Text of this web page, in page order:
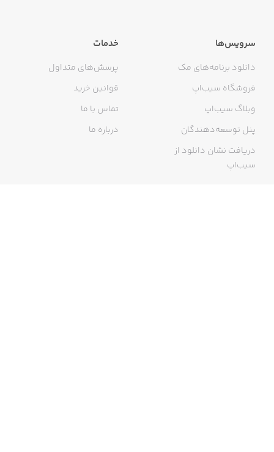
سرویس‌ها
دانلود برنامه‌های مک
فروشگاه سیب‌اپ
وبلاگ سیب‌اپ
پنل توسعه‌دهندگان
دریافت نشان دانلود از
سیب‌اپ
خدمات
پرسش‌های متداول
قوانین خرید
تماس با ما
درباره ما